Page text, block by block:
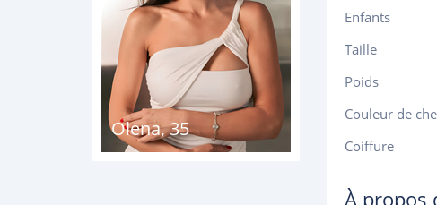
Olena,35
Enfants
Taille
Poids
Couleur de
Coiffure
À propos